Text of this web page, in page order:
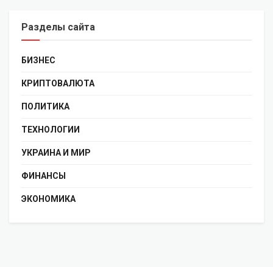
Разделы сайта
БИЗНЕС
КРИПТОВАЛЮТА
ПОЛИТИКА
ТЕХНОЛОГИИ
УКРАИНА И МИР
ФИНАНСЫ
ЭКОНОМИКА